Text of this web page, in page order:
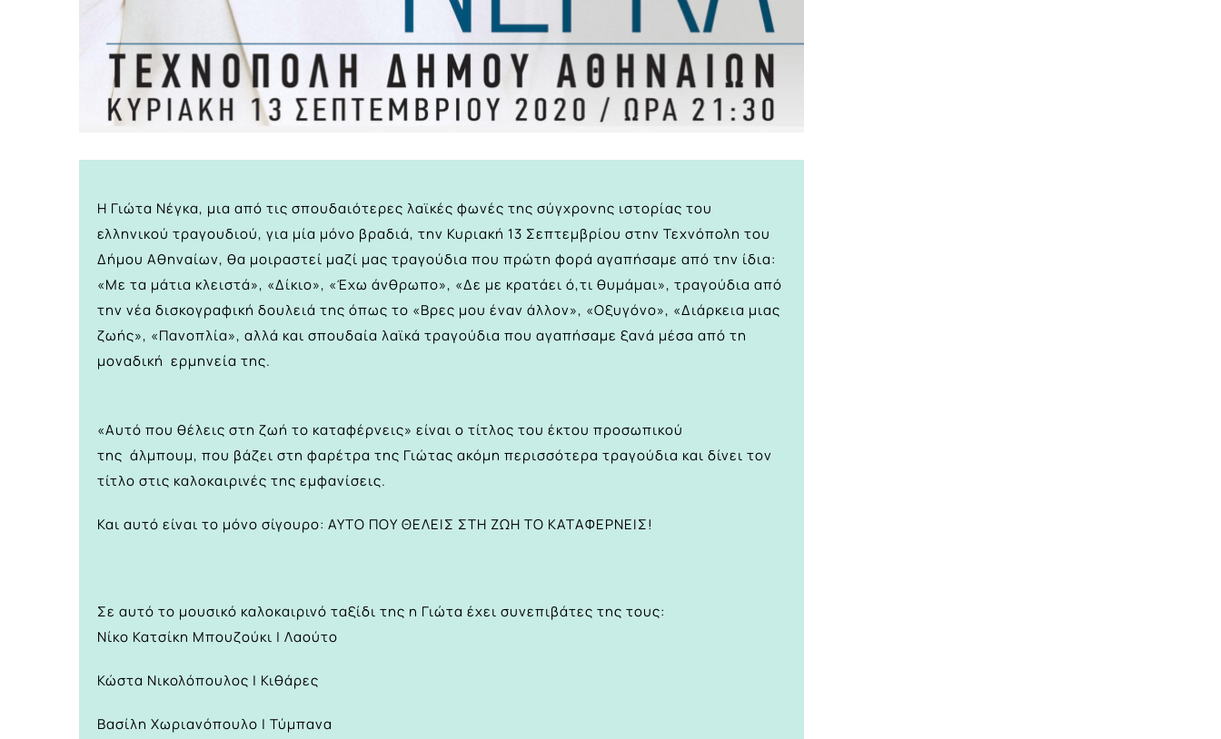
Η Γιώτα Νέγκα, μια από τις σπουδαιότερες λαϊκές φωνές της σύγχρονης ιστορίας του
ελληνικού τραγουδιού, για μία μόνο βραδιά, την Κυριακή 13 Σεπτεμβρίου στην Τεχνόπολη του
Δήμου Αθηναίων, θα μοιραστεί μαζί μας τραγούδια που πρώτη φορά αγαπήσαμε από την ίδια:
«Mε τα μάτια κλειστά», «Δίκιο», «Έχω άνθρωπο», «Δε με κρατάει ό,τι θυμάμαι», τραγούδια από
την νέα δισκογραφική δουλειά της όπως το «Βρες μου έναν άλλον», «Οξυγόνο», «Διάρκεια μιας
ζωής», «Πανοπλία», αλλά και σπουδαία λαϊκά τραγούδια που αγαπήσαμε ξανά μέσα από τη
μοναδική ερμηνεία της.
«Αυτό που θέλεις στη ζωή το καταφέρνεις» είναι ο τίτλος του έκτου προσωπικού
της άλμπουμ, που βάζει στη φαρέτρα της Γιώτας ακόμη περισσότερα τραγούδια και δίνει τον
τίτλο στις καλοκαιρινές της εμφανίσεις.
Και αυτό είναι το μόνο σίγουρο: ΑΥΤΟ ΠΟΥ ΘΕΛΕΙΣ ΣΤΗ ΖΩΗ ΤΟ ΚΑΤΑΦΕΡΝΕΙΣ!
Σε αυτό το μουσικό καλοκαιρινό ταξίδι της η Γιώτα έχει συνεπιβάτες της τους:
Νίκο Κατσίκη Μπουζούκι | Λαούτο
Κώστα Νικολόπουλος | Κιθάρες
Βασίλη Χωριανόπουλο | Τύμπανα